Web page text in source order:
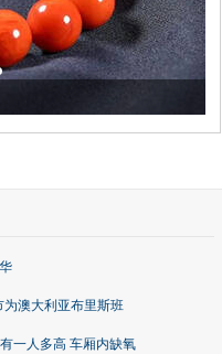
澳大利亚布里斯班
一人多高 车厢内缺氧